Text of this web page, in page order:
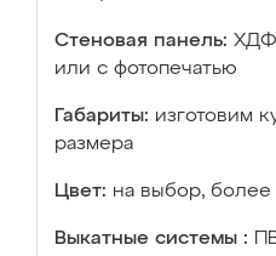
Стеновая панель: ХДФ
или с фотопечатью
Габариты: изготовим
размера
Цвет: на выбор, более
Выкатные системы :